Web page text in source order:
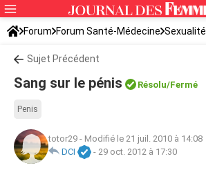
Forum Forum Santé-Médecine Sexualité
Sujet Précédent
Sang sur le pénis Résolu/Fermé
Penis
totor29 - Modifié le 21 juil. 2010 à 14:08
DCI
- 29 oct. 2012 à 17:30